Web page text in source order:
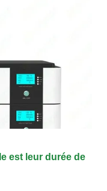
est leur durée de